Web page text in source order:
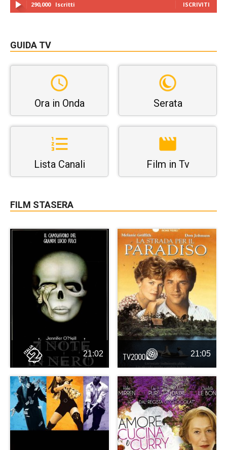
290,000 Iscritti ISCRIVITI
GUIDA TV
Ora in Onda Serata
Lista Canali Film in Tv
FILM STASERA
21:02 21:05